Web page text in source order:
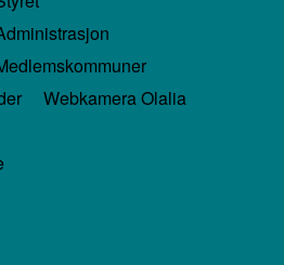
Webkamera Olalia